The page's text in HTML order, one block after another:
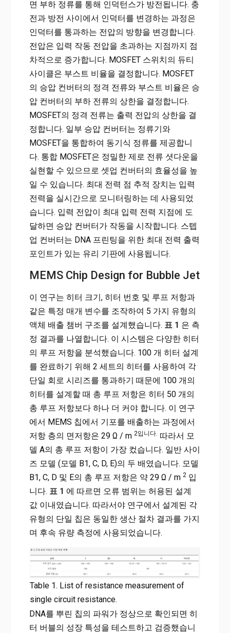
면 부하 정류를 통해 인덕턴스가 방전됩니다. 충
전과 방전 사이에서 인덕터를 변경하는 과정은
인덕터를 통과하는 전압의 방향을 변경합니다.
전압은 입력 작동 전압을 초과하는 지점까지 점
차적으로 증가합니다. MOSFET 스위치의 듀티
사이클은 부스트 ​​비율을 결정합니다. MOSFET
의 승압 컨버터의 정격 전류와 부스트 비율은 승
압 컨버터의 부하 전류의 상한을 결정합니다.
MOSFET의 정격 전류는 출력 전압의 상한을 결
정합니다. 일부 승압 컨버터는 정류기와
MOSFET을 통합하여 동기식 정류를 제공합니
다. 통합 MOSFET은 정밀한 제로 전류 셧다운을
실현할 수 있으므로 셋업 컨버터의 효율성을 높
일 수 있습니다. 최대 전력 점 추적 장치는 입력
전력을 실시간으로 모니터링하는 데 사용되었
습니다. 입력 전압이 최대 입력 전력 지점에 도
달하면 승압 컨버터가 작동을 시작합니다. 스텝
업 컨버터는 DNA 프린팅을 위한 최대 전력 출력
포인트가 있는 유리 기판에 사용됩니다.
MEMS Chip Design for Bubble Jet
이 연구는 히터 크기, 히터 번호 및 루프 저항과
같은 특정 매개 변수를 조작하여 5 가지 유형의
액체 배출 챔버 구조를 설계했습니다. 표 1 은 측
정 결과를 나열합니다. 이 시스템은 다양한 히터
의 루프 저항을 분석했습니다. 100 개 히터 설계
를 완료하기 위해 2 세트의 히터를 사용하여 각
단일 회로 시리즈를 통과하기 때문에 100 개의
히터를 설계할 때 총 루프 저항은 히터 50 개의
총 루프 저항보다 하나 더 커야 합니다. 이 연구
에서 MEMS 칩에서 기포를 배출하는 과정에서
저항 층의 면저항은 29 Ω / m 2입니다. 따라서 모
델 A의 총 루프 저항이 가장 컸습니다. 일반 사이
즈 모델 (모델 B1, C, D, E)의 두 배였습니다. 모델
B1, C, D 및 E의 총 루프 저항은 약 29 Ω / m 2입
니다. 표 1 에 따르면 오류 범위는 허용된 설계
값 이내였습니다. 따라서야 연구에서 설계된 각
유형의 단일 칩은 동일한 생산 절차 결과를 가지
며 후속 유량 측정에 사용되었습니다.
Table 1. List of resistance measurement of
single circuit resistance.
DNA를 뿌린 칩의 파워가 정상으로 확인되면 히
터 버블의 성장 특성을 테스트하고 검증했습니